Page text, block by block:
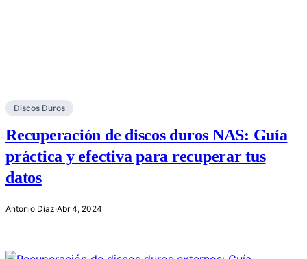
Discos Duros
Recuperación de discos duros NAS: Guía
práctica y efectiva para recuperar tus
datos
Antonio Díaz·Abr 4, 2024